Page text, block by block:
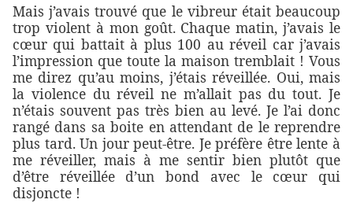
Mais j’avais trouvé que le vibreur était beaucoup
trop violent à mon goût. Chaque matin, j’avais le
cœur qui battait à plus 100 au réveil car j’avais
l’impression que toute la maison tremblait ! Vous
me direz qu’au moins, j’étais réveillée. Oui, mais
la violence du réveil ne m’allait pas du tout. Je
n’étais souvent pas très bien au levé. Je l’ai donc
rangé dans sa boite en attendant de le reprendre
plus tard. Un jour peut-être. Je préfère être lente à
me réveiller, mais à me sentir bien plutôt que
d’être réveillée d’un bond avec le cœur qui
disjoncte !